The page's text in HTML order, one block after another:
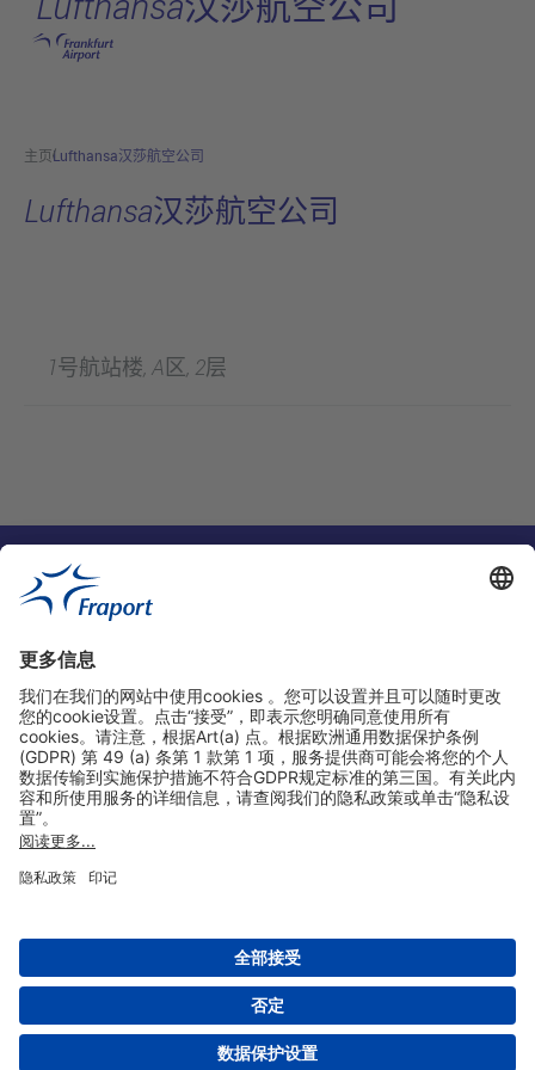
跳转至主页
主页Lufthansa汉莎航空公司
Lufthansa汉莎航空公司
1号航站楼, A区, 2层
实用链接
购物&线上预定
关于我们
设置
版权 2004- 2026 Fraport AG - Frankfurt Airport Services Worldwide